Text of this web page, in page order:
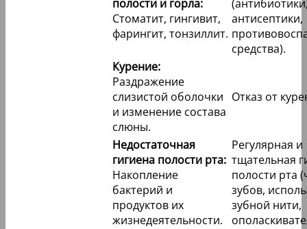
полости и горла:
Стоматит, гингивит,
фарингит, тонзиллит.
антисептики,
средства).
Курение:
Раздражение
слизистой оболочки
и изменение состава
слюны.
Отказ от
Недостаточная
гигиена полости рта:
Накопление
бактерий и
продуктов их
жизнедеятельности.
Регулярная и
тщательная
полости рта
зубов,
зубной нити,